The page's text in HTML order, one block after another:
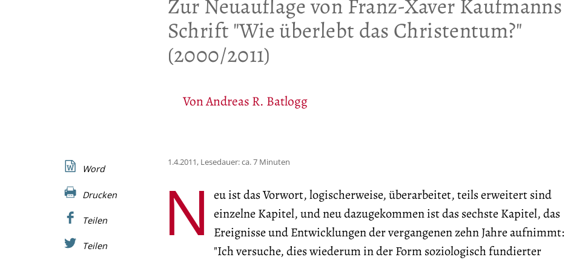
:
Zur Neuauflage von Franz-Xaver Kaufmanns
Schrift "Wie überlebt das Christentum?"
(2000/2011)
VonAndreas R. Batlogg
1.4.2011, Lesedauer: ca. 7 Minuten
N eu ist das Vorwort, logischerweise, überarbeitet, teils erweitert sind
einzelne Kapitel, und neu dazugekommen ist das sechste Kapitel, das
Ereignisse und Entwicklungen der vergangenen zehn Jahre aufnimmt:
"Ich versuche, dies wiederum in der Form soziologisch fundierter
Word
Drucken
Teilen
Teilen